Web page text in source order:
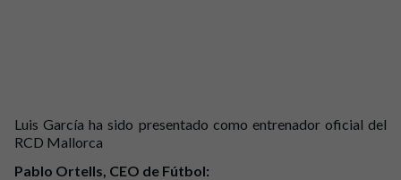
Luis García ha sido presentado como entrenador oficial del
RCD Mallorca
Pablo Ortells, CEO de Fútbol: